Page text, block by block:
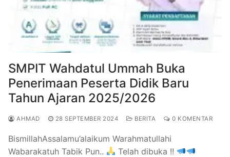
SMPIT Wahdatul Ummah Buka
Penerimaan Peserta Didik Baru
Tahun Ajaran 2025/2026
AHMAD 28 SEPTEMBER 2024 BERITA 0 KOMENTAR
BismillahAssalamu’alaikum Warahmatullahi
Wabarakatuh Tabik Pun..
Telah dibuka !!